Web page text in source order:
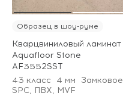
Образец в шоу-руме
Кварцвиниловый ламинат
Aquafloor Stone
AF3552SST
43 класс
4 мм
Замковое
SPC, ПВХ, MVF